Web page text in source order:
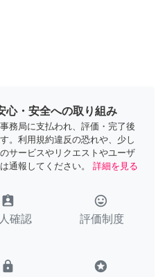
心・安全への取り組み
務局に支払われ、評価・完了後
。利用規約違反の恐れや、少し
サービスやリクエストやユーザ
通報してください。
詳細を見る
assignment_ind
確認
tag_faces
評価制度
lock stars